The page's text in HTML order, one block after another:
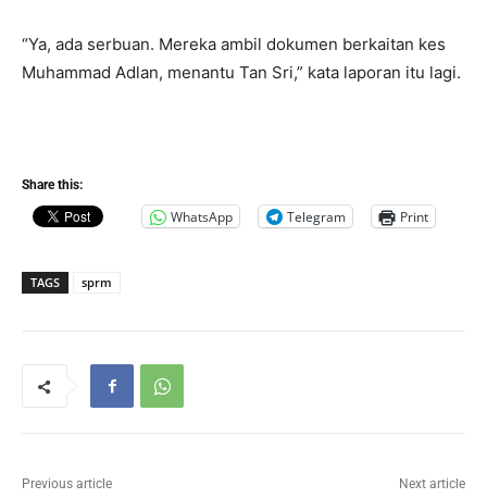
“Ya, ada serbuan. Mereka ambil dokumen berkaitan kes
Muhammad Adlan, menantu Tan Sri,” kata laporan itu lagi.
Share this:
WhatsApp Telegram Print
TAGS sprm
Previous article Next article